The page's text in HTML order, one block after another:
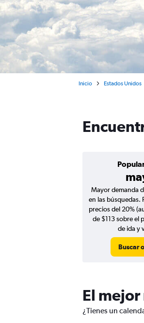
Inicio Estados Unidos
Mayor demanda
en las búsquedas.
precios del 20%
de $113 sobre el
de ida y
Buscar
El
¿Tienes un